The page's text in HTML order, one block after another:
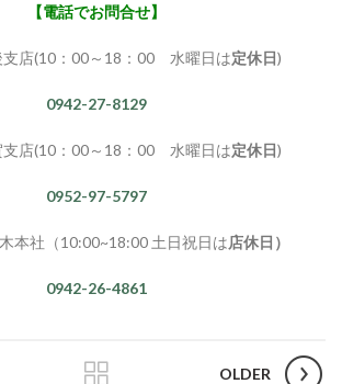
【電話でお問合せ】
支店(10：00～18：00 水曜日は定休日)
0942-27-8129
支店(10：00～18：00 水曜日は定休日)
0952-97-5797
本社（10:00~18:00 土日祝日は店休日）
0942-26-4861
OLDER